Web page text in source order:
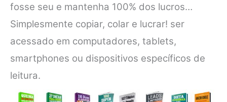
fosse seu e mantenha 100% dos lucros…
Simplesmente copiar, colar e lucrar! ser
acessado em computadores, tablets,
smartphones ou dispositivos específicos de
leitura.